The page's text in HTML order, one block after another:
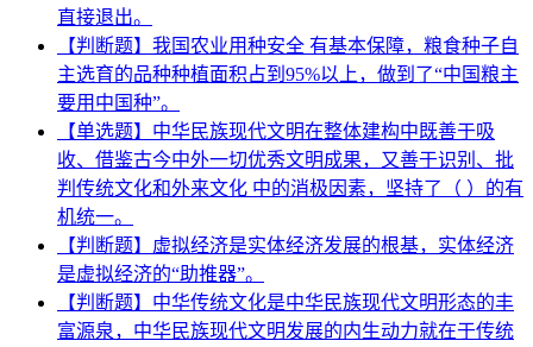
直接退出。
【判断题】我国农业用种安全 有基本保障，粮食种子自
主选育的品种种植面积占到95%以上，做到了“中国粮主
要用中国种”。
【单选题】中华民族现代文明在整体建构中既善于吸
收、借鉴古今中外一切优秀文明成果，又善于识别、批
判传统文化和外来文化 中的消极因素，坚持了（ ）的有
机统一。
【判断题】虚拟经济是实体经济发展的根基，实体经济
是虚拟经济的“助推器”。
【判断题】中华传统文化是中华民族现代文明形态的丰
富源泉，中华民族现代文明发展的内生动力就在于传统